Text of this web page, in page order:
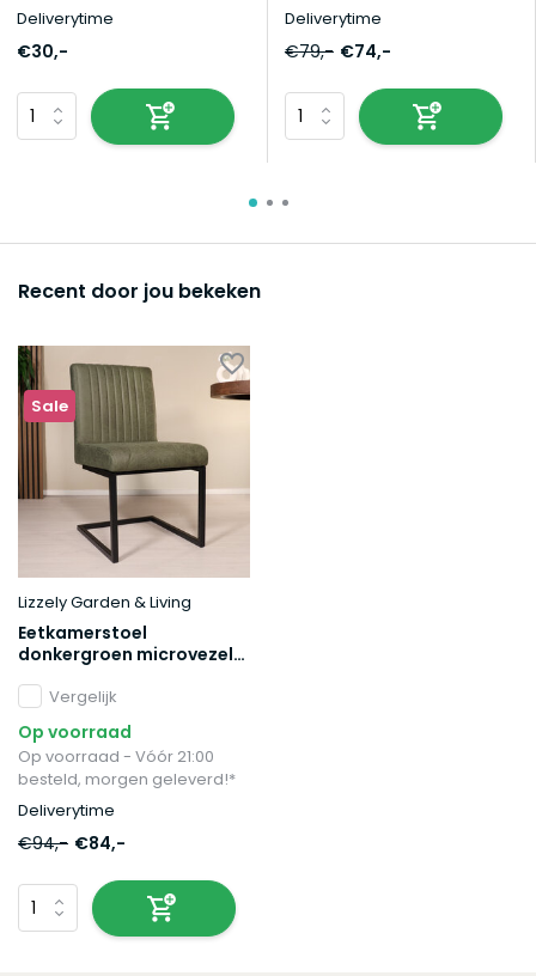
Deliverytime
€30,-
Deliverytime
€79,- €74,-
Recent door jou bekeken
Sale
Lizzely Garden & Living
Eetkamerstoel
donkergroen microvezel
Vergelijk
Op voorraad
Op voorraad - Vóór 21:00
besteld, morgen geleverd!*
Deliverytime
€94,- €84,-